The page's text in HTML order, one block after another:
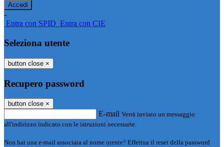
-
Entra con SPID Entra con CIE
Seleziona utente
button close ×
Recupero password
button close ×
E-mail Verrà inviato un messaggio
all'indirizzo indicato con le istruzioni necessarie.
Non hai una e-mail associata al nome utente? Effettua il reset della password